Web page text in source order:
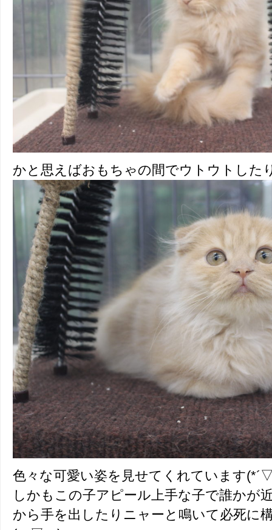
かと思えばおもちゃの間でウトウトした
色々な可愛い姿を見せてくれています
しかもこの子アピール上手な子で誰かが
から手を出したりニャーと鳴いて必死に